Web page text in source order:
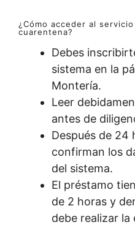
¿Cómo acceder al
cuarentena?
Debes
sistema en la
Montería.
Leer
antes de
Después de 24
confirman los
del sistema.
El préstamo
de 2 horas y
debe realizar la